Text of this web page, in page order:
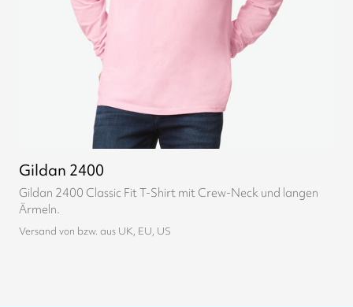
Gildan 2400
Gildan 2400 Classic Fit T-Shirt mit Crew-Neck und langen
Ärmeln.
Versand von bzw. aus UK, EU, US